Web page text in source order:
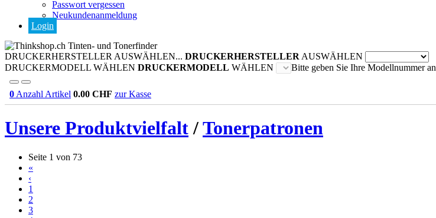
Passwort vergessen
Neukundenanmeldung
Login
Tinten- und Tonerfinder
DRUCKERHERSTELLER AUSWÄHLEN... DRUCKERHERSTELLER AUSWÄHLEN
DRUCKERMODELL WÄHLEN DRUCKERMODELL WÄHLEN Bitte geben Sie Ihre Modellnummer an
0 Anzahl Artikel 0.00 CHF zur Kasse
Unsere Produktvielfalt/Tonerpatronen
Seite 1 von 73
«
‹
1
2
3